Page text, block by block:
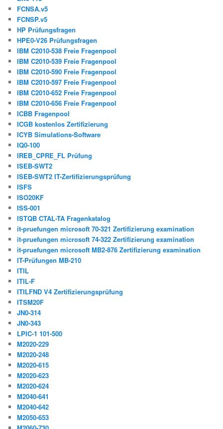
FCNSA.v5
FCNSP.v5
HP Prüfungsfragen
HPE0-V26 Prüfungsfragen
IBM C2010-538 Freie Fragenpool
IBM C2010-539 Freie Fragenpool
IBM C2010-590 Freie Fragenpool
IBM C2010-597 Freie Fragenpool
IBM C2010-652 Freie Fragenpool
IBM C2010-656 Freie Fragenpool
ICBB Fragenpool
ICGB kostenlos Zertifizierung
ICYB Simulations-Software
IQ0-100
IREB_CPRE_FL Prüfung
ISEB-SWT2
ISEB-SWT2 IT-Zertifizierungsprüfung
ISFS
ISO20KF
ISS-001
ISTQB CTAL-TA Fragenkatalog
it-pruefungen microsoft 70-321 Zertifizierung examination
it-pruefungen microsoft 74-322 Zertifizierung examination
it-pruefungen microsoft MB2-876 Zertifizierung examination
IT-Prüfungen MB-210
ITIL
ITIL-F
ITILFND V4 Zertifizierungsprüfung
ITSM20F
JN0-314
JN0-343
LPIC-1 101-500
M2020-229
M2020-248
M2020-615
M2020-623
M2020-624
M2040-641
M2040-642
M2050-653